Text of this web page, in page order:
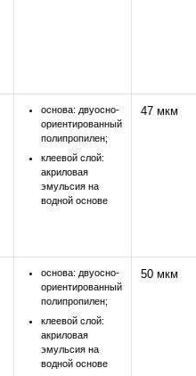
основа: двуосно-
ориентированный
полипропилен;
клеевой слой:
акриловая
эмульсия на
водной основе
47 мкм
основа: двуосно-
ориентированный
полипропилен;
клеевой слой:
акриловая
эмульсия на
водной основе
50 мкм